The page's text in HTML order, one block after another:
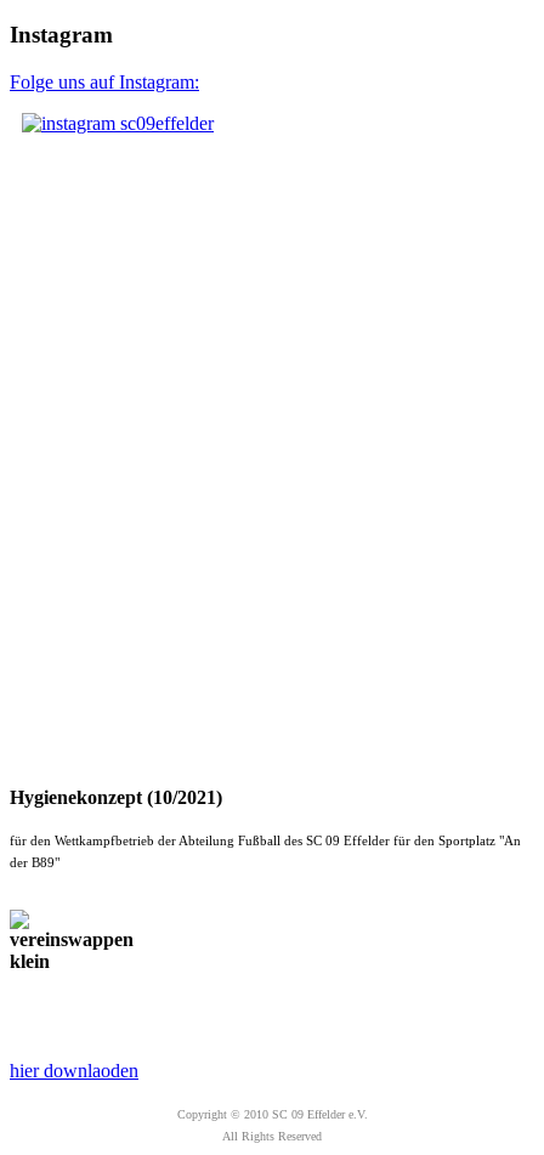
Instagram
Folge uns auf Instagram:
Hygienekonzept (10/2021)
für den Wettkampfbetrieb der Abteilung Fußball des SC 09 Effelder für den Sportplatz "An
der B89"
hier downlaoden
Copyright © 2010 SC 09 Effelder e.V.
All Rights Reserved